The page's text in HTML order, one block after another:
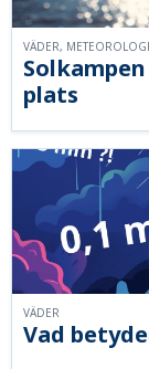
plats
VÄDER,
Vad
VÄDER